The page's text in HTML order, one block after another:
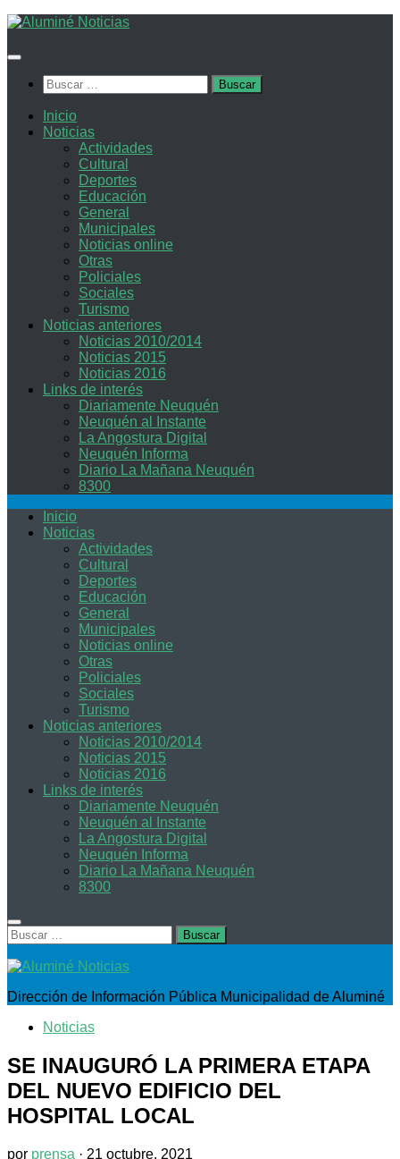
Saltar
contenido
Buscar:
Inicio
Noticias
Actividades
Cultural
Deportes
Educación
General
Municipales
Noticias online
Otras
Policiales
Sociales
Turismo
Noticias anteriores
Noticias 2010/2014
Noticias 2015
Noticias 2016
Links de interés
Diariamente Neuquén
Neuquén al Instante
La Angostura Digital
Neuquén Informa
Diario La Mañana Neuquén
8300
Inicio
Noticias
Actividades
Cultural
Deportes
Educación
General
Municipales
Noticias online
Otras
Policiales
Sociales
Turismo
Noticias anteriores
Noticias 2010/2014
Noticias 2015
Noticias 2016
Links de interés
Diariamente Neuquén
Neuquén al Instante
La Angostura Digital
Neuquén Informa
Diario La Mañana Neuquén
8300
Buscar:
Dirección de Información Pública Municipalidad de Aluminé
Noticias
SE INAUGURÓ LA PRIMERA ETAPA
DEL NUEVO EDIFICIO DEL
HOSPITAL LOCAL
por prensa · 21 octubre, 2021